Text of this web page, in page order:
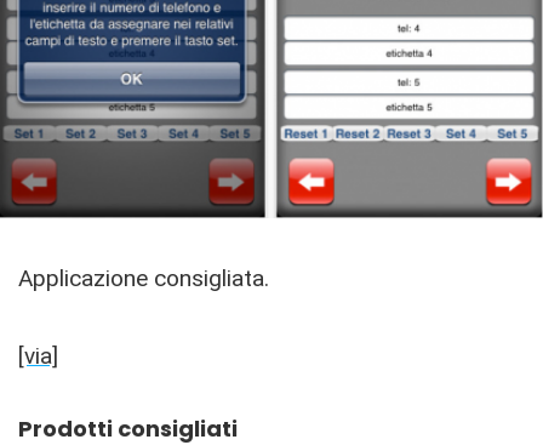
Applicazione consigliata.
[via]
Prodotti consigliati